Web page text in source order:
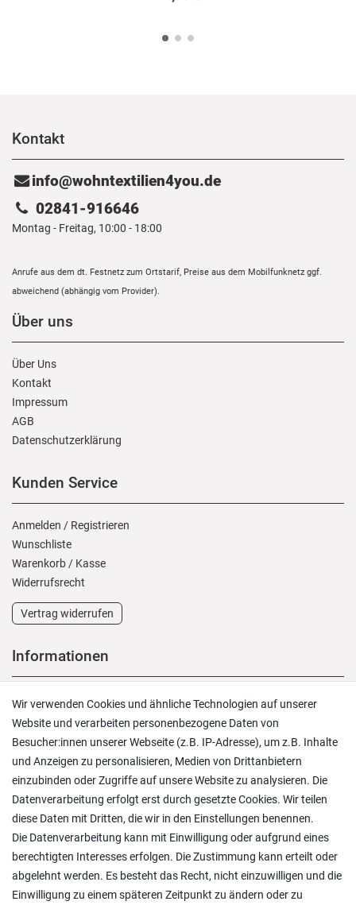
Kontakt
info@wohntextilien4you.de
02841-916646
Montag - Freitag, 10:00 - 18:00
Anrufe aus dem dt. Festnetz zum Ortstarif, Preise aus dem Mobilfunknetz ggf.
abweichend (abhängig vom Provider).
Über uns
Über Uns
Kontakt
Impressum
AGB
Daten­schutz­erklärung
Kunden Service
Anmelden / Registrieren
Wunschliste
Warenkorb / Kasse
Widerrufs­recht
Vertrag widerrufen
Informationen
Versand und Zahlung
Rücksendungen
Lieferung in die Schweiz
Pflegesymbole
Lagerverkauf
Ratgeber & News
Ein einfach toller Service - prompte Lieferung und
sogar mit Pflegehinweis!
Wir verwenden Cookies und ähnliche Technologien auf unserer
Website und verarbeiten personenbezogene Daten von
Besucher:innen unserer Webseite (z.B. IP-Adresse), um z.B. Inhalte
und Anzeigen zu personalisieren, Medien von Drittanbietern
einzubinden oder Zugriffe auf unsere Website zu analysieren. Die
Datenverarbeitung erfolgt erst durch gesetzte Cookies. Wir teilen
diese Daten mit Dritten, die wir in den Einstellungen benennen.
Die Datenverarbeitung kann mit Einwilligung oder aufgrund eines
berechtigten Interesses erfolgen. Die Zustimmung kann erteilt oder
abgelehnt werden. Es besteht das Recht, nicht einzuwilligen und die
Einwilligung zu einem späteren Zeitpunkt zu ändern oder zu